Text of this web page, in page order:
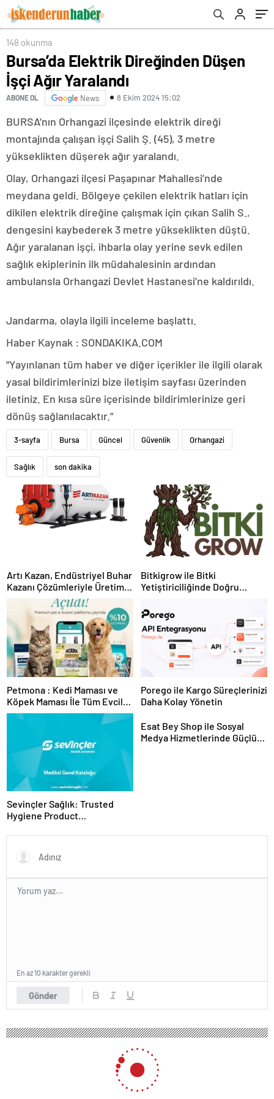
148 okunma
Bursa’da Elektrik Direğinden Düşen
İşçi Ağır Yaralandı
ABONE OL News 8 Ekim 2024 15:02
BURSA’nın Orhangazi ilçesinde elektrik direği
montajında çalışan işçi Salih Ş. (45), 3 metre
yükseklikten düşerek ağır yaralandı.
Olay, Orhangazi ilçesi Paşapınar Mahallesi’nde
meydana geldi. Bölgeye çekilen elektrik hatları için
dikilen elektrik direğine çalışmak için çıkan Salih S.,
dengesini kaybederek 3 metre yükseklikten düştü.
Ağır yaralanan işçi, ihbarla olay yerine sevk edilen
sağlık ekiplerinin ilk müdahalesinin ardından
ambulansla Orhangazi Devlet Hastanesi’ne kaldırıldı.
Jandarma, olayla ilgili inceleme başlattı.
Haber Kaynak : SONDAKIKA.COM
“Yayınlanan tüm haber ve diğer içerikler ile ilgili olarak
yasal bildirimlerinizi bize iletişim sayfası üzerinden
iletiniz. En kısa süre içerisinde bildirimlerinize geri
dönüş sağlanılacaktır.”
3-sayfa Bursa Güncel Güvenlik Orhangazi
Sağlık son dakika
Artı Kazan, Endüstriyel Buhar
Kazanı Çözümleriyle Üretim
Tesislerine Verimli Sistemler
Sunuyor
Bitkigrow ile Bitki
Yetiştiriciliğinde Doğru
Petmona : Kedi Maması ve
Köpek Maması İle Tüm Evcil
Hayvan Ürünleri
Porego ile Kargo Süreçlerinizi
Daha Kolay Yönetin
Sevinçler Sağlık: Trusted
Hygiene Product
Esat Bey Shop ile Sosyal
Medya Hizmetlerinde Güçlü
Gönder
En az 10 karakter gerekli